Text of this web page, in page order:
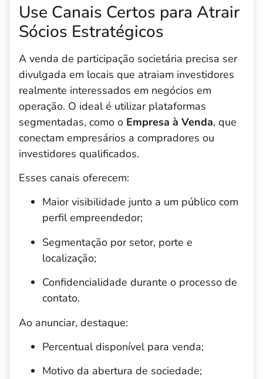
Use Canais Certos para Atrair
Sócios Estratégicos
A venda de participação societária precisa ser
divulgada em locais que atraiam investidores
realmente interessados em negócios em
operação. O ideal é utilizar plataformas
segmentadas, como o Empresa à Venda, que
conectam empresários a compradores ou
investidores qualificados.
Esses canais oferecem:
Maior visibilidade junto a um público com
perfil empreendedor;
Segmentação por setor, porte e
localização;
Confidencialidade durante o processo de
contato.
Ao anunciar, destaque:
Percentual disponível para venda;
Motivo da abertura de sociedade;